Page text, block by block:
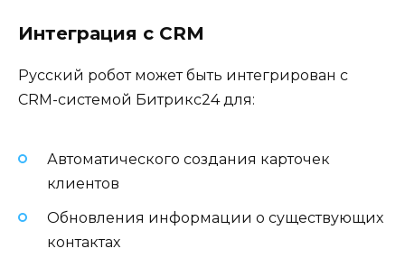
Интеграция с CRM
Русский робот может быть интегрирован с
CRM-системой Битрикс24 для:
Автоматического создания карточек
клиентов
Обновления информации о существующих
контактах